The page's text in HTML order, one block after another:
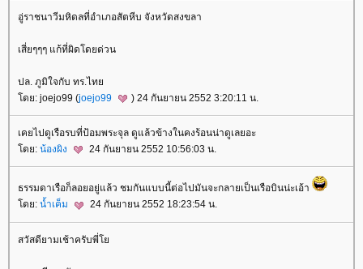
อู่ราชนาวีมหิดลที่อำเภอสัตหีบ จังหวัดสงขลา
เสี่ยๆๆๆ แก้ที่ผิดโดยด่วน
ปล. ภูมิใจกับ ทร.ไท
ดย: joejo99 (joejo99 ) 24 กันยายน 2552 3:20:11 น.
เคยไปดูเรือรบที่ป้อมพระจุล ดูแล้วข้างในคงร้อนน่าดูเลยอะ
ดย: น้องผิง 24 กันยายน 2552 10:56:03 น.
ธรรมดาเรือก็ลอยอยู่แล้ว ชมกันแบบนี้ต่อไปมันจะกลายเป็นเรือบินน่ะเอ้า
ดย: น้ำเค็ม 24 กันยายน 2552 18:23:54 น.
สวัสดียามเช้าครับพี่